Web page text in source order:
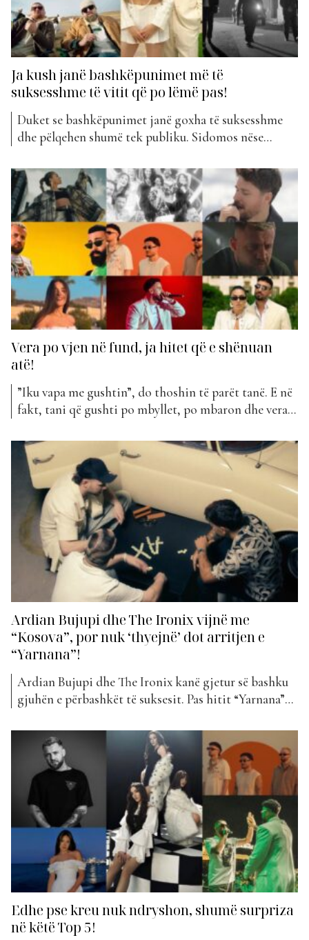
Ja kush janë bashkëpunimet më të
suksesshme të vitit që po lëmë pas!
Duket se bashkëpunimet janë goxha të suksesshme
dhe pëlqehen shumë tek publiku. Sidomos nëse
gjatë këtij viti, do të vëmë re se vërtet disa artistë
duke bashkuar forcat së bashku, kanë sjellë hite të
papërsëritshme. Por cilat kanë qenë disa nga...
Vera po vjen në fund, ja hitet që e shënuan
atë!
”Iku vapa me gushtin”, do thoshin të parët tanë. E në
fakt, tani që gushti po mbyllet, po mbaron dhe vera.
suksesshme, por disa prej tyre janë votuar më shumti
nga ju për të qenë në vend të parë të...
Ardian Bujupi dhe The Ironix vijnë me
“Kosova”, por nuk ‘thyejnë’ dot arritjen e
“Yarnana”!
Ardian Bujupi dhe The Ironix kanë gjetur së bashku
gjuhën e përbashkët të suksesit. Pas hitit “Yarnana”
titullin kënga e tyre e re që ka hyrë këtë javë në “The
Top List”. Ky projekt është i dyti brenda një kohe të
shkurtër...
Edhe pse kreu nuk ndryshon, shumë surpriza
në këtë Top 5!